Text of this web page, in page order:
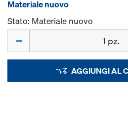
Materiale nuovo
Stato: Materiale nuovo
AGGIUNGI AL